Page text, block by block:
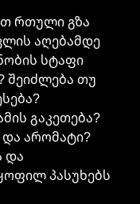
რთული გზა
აღებამდე
სტაფი
შეიძლება თუ
გაკეთება?
არომატი?
და
პასუხებს